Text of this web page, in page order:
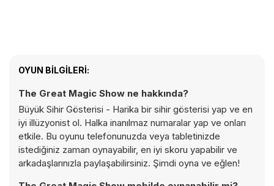
OYUN BILGILERI:
The Great Magic Show ne hakkında?
Büyük Sihir Gösterisi - Harika bir sihir gösterisi yap ve en
iyi illüzyonist ol. Halka inanılmaz numaralar yap ve onları
etkile. Bu oyunu telefonunuzda veya tabletinizde
istediğiniz zaman oynayabilir, en iyi skoru yapabilir ve
arkadaşlarınızla paylaşabilirsiniz. Şimdi oyna ve eğlen!